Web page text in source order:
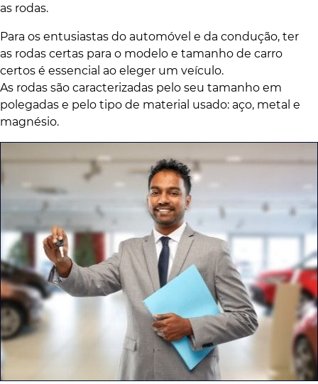
as rodas.
Para os entusiastas do automóvel e da condução, ter
as rodas certas para o modelo e tamanho de carro
certos é essencial ao eleger um veículo.
As rodas são caracterizadas pelo seu tamanho em
polegadas e pelo tipo de material usado: aço, metal e
magnésio.